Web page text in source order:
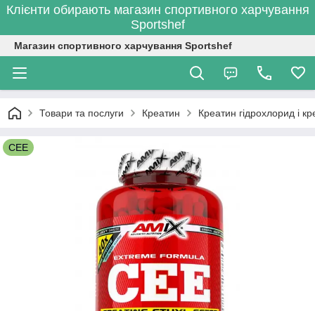
Клієнти обирають магазин спортивного харчування
Sportshef
Магазин спортивного харчування Sportshef
Товари та послуги Креатин Креатин гідрохлорид і
CEE